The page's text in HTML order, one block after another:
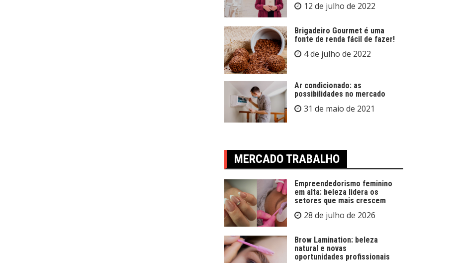
12 de julho de 2022
Brigadeiro Gourmet é uma
fonte de renda fácil de fazer!
4 de julho de 2022
Ar condicionado: as
possibilidades no mercado
31 de maio de 2021
MERCADO TRABALHO
Empreendedorismo feminino
em alta: beleza lidera os
setores que mais crescem
28 de julho de 2026
Brow Lamination: beleza
natural e novas
oportunidades profissionais